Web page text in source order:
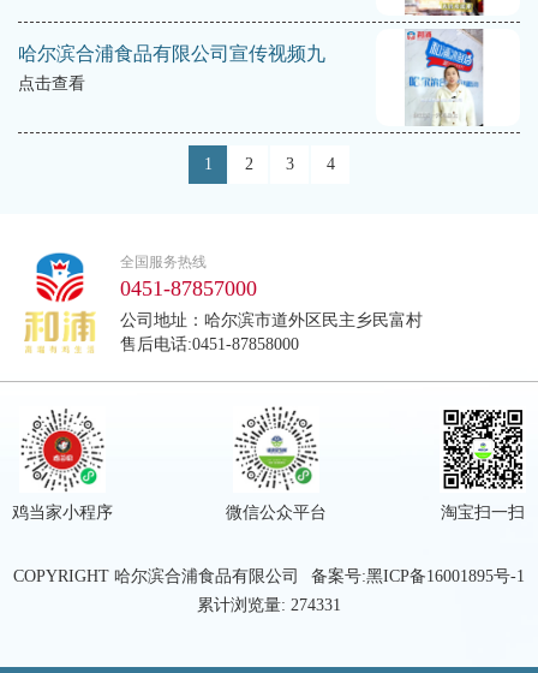
哈尔滨合浦食品有限公司宣传视频九
点击查看
1 2 3 4
全国服务热线
0451-87857000
公司地址：哈尔滨市道外区民主乡民富村
售后电话:0451-87858000
鸡当家小程序 微信公众平台 淘宝扫一扫
COPYRIGHT 哈尔滨合浦食品有限公司
备案号:黑ICP备16001895号-1
累计浏览量: 274331